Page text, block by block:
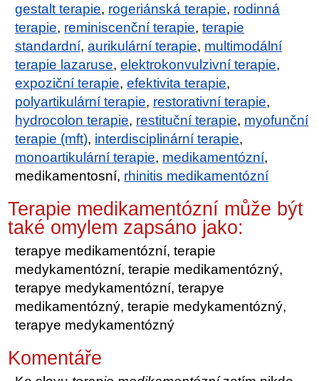
gestalt terapie, rogeriánská terapie, rodinná
terapie, reminiscenční terapie,terapie
standardní,aurikulární terapie, multimodální
terapie lazaruse,elektrokonvulzivní terapie,
expoziční terapie,efektivita terapie,
polyartikulární terapie, restorativní terapie,
hydrocolon terapie, restituční terapie, myofunční
terapie (mft), interdisciplinární terapie,
monoartikulární terapie, medikamentózní,
medikamentosní, rhinitis medikamentózní
Terapie medikamentózní může být
také omylem zapsáno jako:
terapye medikamentózní, terapie
medykamentózní, terapie medikamentózný,
terapye medykamentózní, terapye
medikamentózný, terapie medykamentózný,
terapye medykamentózný
Komentáře